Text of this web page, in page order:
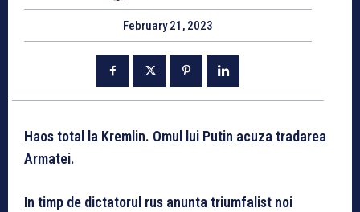
February 21, 2023
Haos total la Kremlin. Omul lui Putin acuza tradarea
Armatei.
In timp de dictatorul rus anunta triumfalist noi